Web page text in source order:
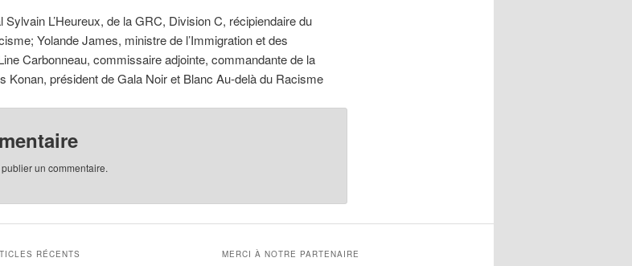
L’Heureux, de la GRC, Division C, récipiendaire du
Yolande James, ministre de l’Immigration et des
Carbonneau, commissaire adjointe, commandante de la
Konan, président de Gala Noir et Blanc Au-delà du Racisme
un commentaire.
RÉCENTS MERCI À NOTRE PARTENAIRE